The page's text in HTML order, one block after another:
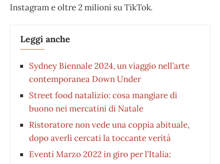
Instagram e oltre 2 milioni su TikTok.
Leggi anche
Sydney Biennale 2024, un viaggio nell’arte
contemporanea Down Under
Street food natalizio: cosa mangiare di
buono nei mercatini di Natale
Ristoratore non vede una coppia abituale,
dopo averli cercati la toccante verità
Eventi Marzo 2022 in giro per l’Italia: